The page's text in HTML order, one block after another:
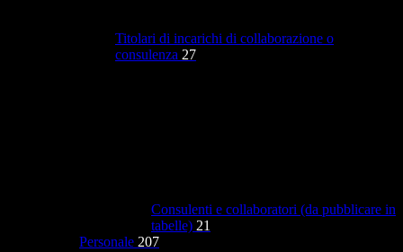
Titolari di incarichi di collaborazione o
consulenza 27
Consulenti e collaboratori (da pubblicare in
tabelle) 21
Personale 207